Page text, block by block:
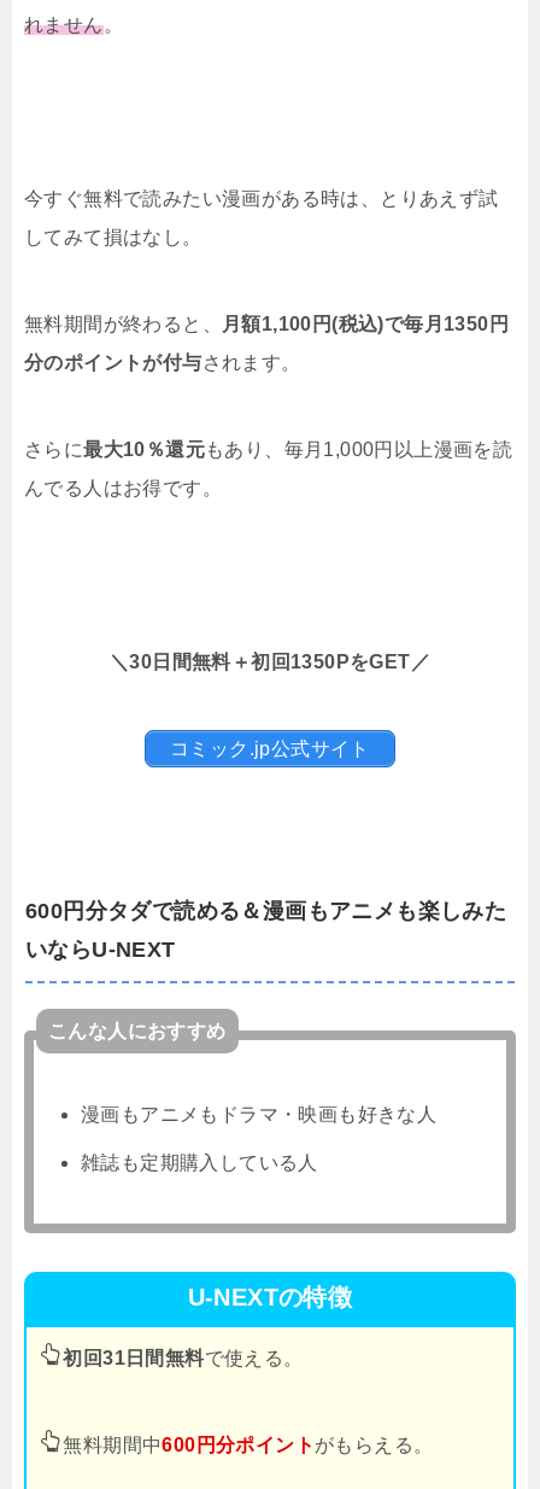
れません。
今すぐ無料で読みたい漫画がある時は、とりあえず試
してみて損はなし。
無料期間が終わると、
月額1,100円(税込)で毎月1350円
分のポイントが付与されます。
さらに最大10％還元もあり、毎月1,000円以上漫画を読
んでる人はお得です。
＼30日間無料＋初回1350PをGET／
コミック.jp公式サイト
600円分タダで読める＆漫画もアニメも楽しみた
いならU-NEXT
こんな人におすすめ
漫画もアニメもドラマ・映画も好きな人
雑誌も定期購入している人
U-NEXTの特徴
初回31日間無料で使える。
無料期間中600円分ポイント がもらえる。